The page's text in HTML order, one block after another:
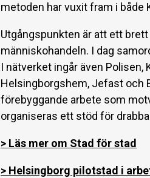
metoden har vuxit fram i både
Utgångspunkten är att ett
människohandeln. I dag
I nätverket ingår även
Helsingborgshem, Jefast och
förebyggande arbete som
organiseras ett stöd för
> Läs mer om Stad för stad
> Helsingborg pilotstad i